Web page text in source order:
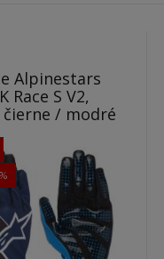
Alpinestars
Race S V2,
detské, čierne / modré